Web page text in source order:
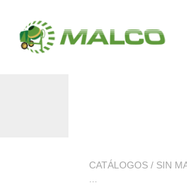
CATÁLOGOS / SIN